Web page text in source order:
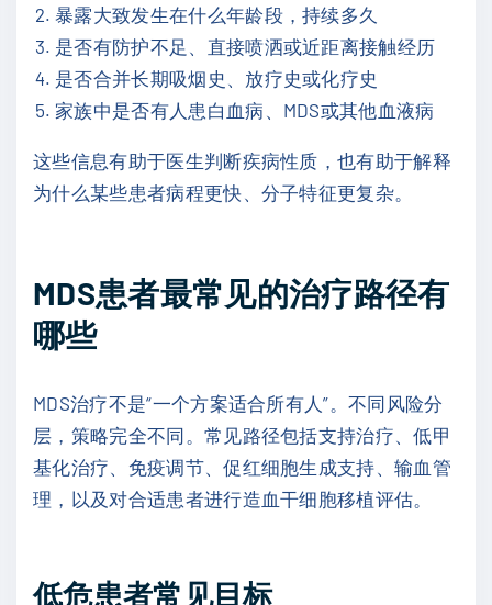
暴露大致发生在什么年龄段，持续多久
是否有防护不足、直接喷洒或近距离接触经历
是否合并长期吸烟史、放疗史或化疗史
家族中是否有人患白血病、MDS或其他血液病
这些信息有助于医生判断疾病性质，也有助于解释
为什么某些患者病程更快、分子特征更复杂。
MDS患者最常见的治疗路径有
哪些
MDS治疗不是“一个方案适合所有人”。不同风险分
层，策略完全不同。常见路径包括支持治疗、低甲
基化治疗、免疫调节、促红细胞生成支持、输血管
理，以及对合适患者进行造血干细胞移植评估。
低危患者常见目标